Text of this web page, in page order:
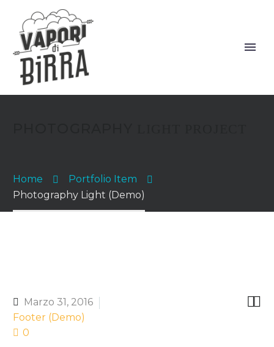
Home
Portfolio Item
Photography Light (Demo)

Marzo 31, 2016
Footer (Demo)
0